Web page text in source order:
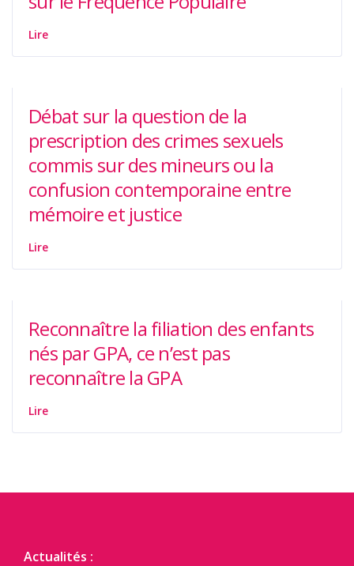
Lire
Débat sur la question de la
prescription des crimes sexuels
commis sur des mineurs ou la
confusion contemporaine entre
mémoire et justice
Lire
Reconnaître la filiation des enfants
nés par GPA, ce n’est pas
reconnaître la GPA
Lire
Actualités :